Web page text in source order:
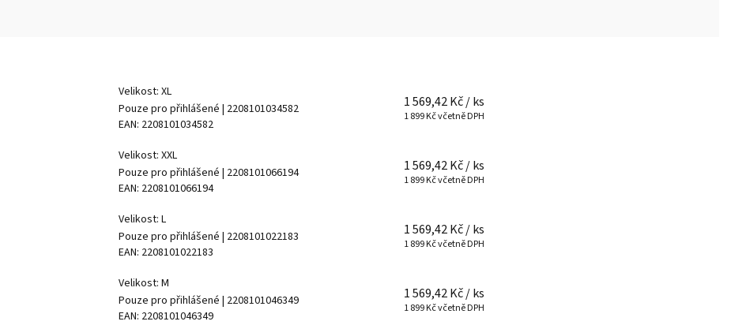
Velikost: XL
Pouze pro přihlášené | 2208101034582
EAN: 2208101034582
1 569,42 Kč/ ks
1 899 Kč včetně DPH
Velikost: XXL
Pouze pro přihlášené | 2208101066194
EAN: 2208101066194
1 569,42 Kč/ ks
1 899 Kč včetně DPH
Velikost: L
Pouze pro přihlášené | 2208101022183
EAN: 2208101022183
1 569,42 Kč/ ks
1 899 Kč včetně DPH
Velikost: M
Pouze pro přihlášené | 2208101046349
EAN: 2208101046349
1 569,42 Kč/ ks
1 899 Kč včetně DPH